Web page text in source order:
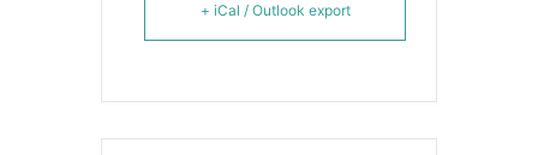
+ iCal / Outlook export